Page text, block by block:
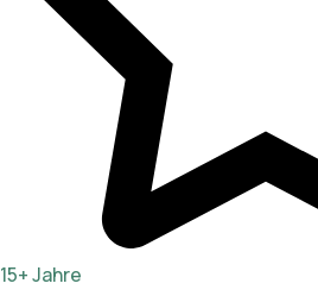
15+ Jahre